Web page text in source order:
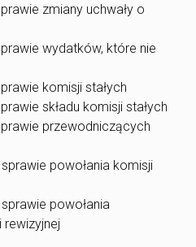
zmiany uchwały o
wydatków, które nie
komisji stałych
składu komisji stałych
przewodniczących
powołania komisji
powołania